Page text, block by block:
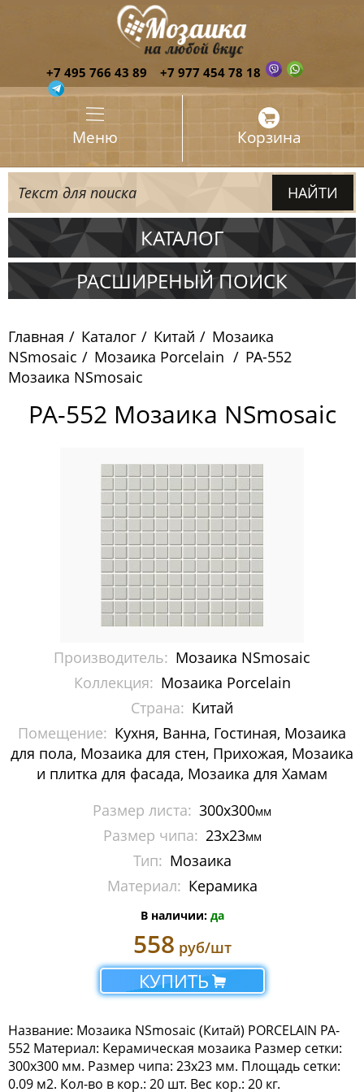
+7 495 766 43 89 +7 977 454 78 18
Меню Корзина
КАТАЛОГ
Испания
Китай
Pixelmosaic
Зеркала NS Bath
Керамогранит Staro
Мозаика ArtMoment
Мозаика Bars Crystal Mosaic
Мозаика Bonaparte
Мозаика Dao
Мозаика Decor-mosaic
Мозаика Imagine Mosaic
Мозаика Irida
Мозаика Keramograd
Мозаика Mir Mosaic
Мозаика NSmosaic
Мозаика Crystal Series
Мозаика Econom Monocolor
Мозаика Exclusive
Мозаика Gold
РАСШИРЕНЫЙ ПОИСК
Главная Каталог Китай
Мозаика
NSmosaic
Мозаика Porcelain
PA-552
Мозаика NSmosaic
PA-552 Мозаика NSmosaic
Производитель: Мозаика NSmosaic
Коллекция: Мозаика Porcelain
Страна: Китай
Помещение: Кухня, Ванна, Гостиная, Мозаика
для пола, Мозаика для стен, Прихожая, Мозаика
и плитка для фасада, Мозаика для Хамам
Размер листа: 300x300мм
Размер чипа: 23x23мм
Тип: Мозаика
Материал: Керамика
В наличии: да
558 руб/шт
КУПИТЬ
Название: Мозаика NSmosaic (Китай) PORCELAIN PA-
552 Материал: Керамическая мозаика Размер сетки:
300х300 мм. Размер чипа: 23х23 мм. Площадь сетки:
0.09 м2. Кол-во в кор.: 20 шт. Вес кор.: 20 кг.